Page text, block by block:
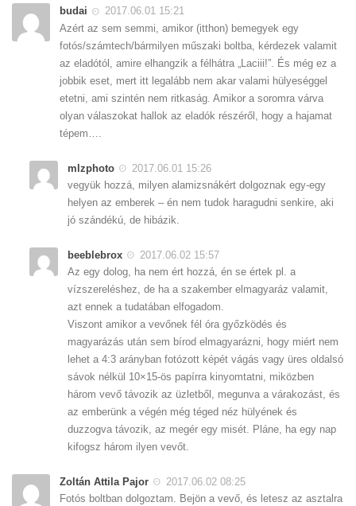
budai
2017.06.01 15:21
Azért az sem semmi, amikor (itthon) bemegyek egy
fotós/számtech/bármilyen műszaki boltba, kérdezek valamit
az eladótól, amire elhangzik a félhátra „Laciii!”. És még ez a
jobbik eset, mert itt legalább nem akar valami hülyeséggel
etetni, ami szintén nem ritkaság. Amikor a soromra várva
olyan válaszokat hallok az eladók részéről, hogy a hajamat
tépem….
mlzphoto
2017.06.01 15:26
vegyük hozzá, milyen alamizsnákért dolgoznak egy-egy
helyen az emberek – én nem tudok haragudni senkire, aki
jó szándékú, de hibázik.
beeblebrox
2017.06.02 15:57
Az egy dolog, ha nem ért hozzá, én se értek pl. a
vízszereléshez, de ha a szakember elmagyaráz valamit,
azt ennek a tudatában elfogadom.
Viszont amikor a vevőnek fél óra győzködés és
magyarázás után sem bírod elmagyarázni, hogy miért nem
lehet a 4:3 arányban fotózott képét vágás vagy üres oldalsó
sávok nélkül 10×15-ös papírra kinyomtatni, miközben
három vevő távozik az üzletből, megunva a várakozást, és
az emberünk a végén még téged néz hülyének és
duzzogva távozik, az megér egy misét. Pláne, ha egy nap
kifogsz három ilyen vevőt.
Zoltán Attila Pajor
2017.06.02 08:25
Fotós boltban dolgoztam. Bejön a vevő, és letesz az asztalra